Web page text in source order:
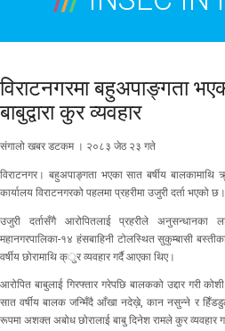
विराटनगरमा बहुअपाङ्गता
बाबुद्वारा कुर व्यवहार
संगालो खबर डटकम । २०८३ जेठ २३ गते
विराटनगर। बहुअपाङ्गता भएका सात बर्षीय बालकामाथि
कार्यालय विराटनगरको पहलमा प्रहरीमा उजुरी दर्ता भएको छ।
उजुरी दर्तासँगै आरोपितलाई प्रहरीले अनुसन्धानका
महानगरपालिका-१४ हंसबाहिनी टोलस्थित सुकुम्बासी
वर्षीय छोरामाथि क्ुर व्यवहार गर्दै आएका थिए।
आरोपित बाबुलाई गिरफ्तार गरेपछि बालकको उद्दार गरी
सात वर्षीय बालक जन्मिँदै आँखा नदेख़े, कान नसुन्ने र
रूपमा अशक्त अबोध छोरालाई बाबु दिनेश रामले कुर व्यवहार